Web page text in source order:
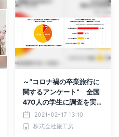
～“コロナ禍の卒業旅行に
関するアンケート” 全国
470人の学生に調査を実施
～ どうなる！？コロナ禍
の卒業旅行 「行かない」
「迷っている」が約9割
2021-02-17 13:10
株式会社旅工房